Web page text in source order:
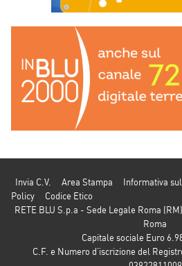
Invia C.V. Area Stampa Informativa
Policy
Codice Etico
RETE BLU S.p.a - Sede Legale Roma
Roma
Capitale sociale Euro
C.F. e Numero d’iscrizione del